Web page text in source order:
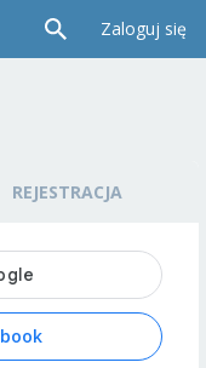
Zaloguj się
REJESTRACJA